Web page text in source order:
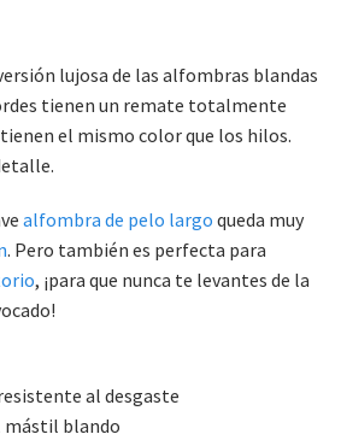
lujosa de las alfombras blandas
tienen un remate totalmente
el mismo color que los hilos.
alfombra de pelo largo queda muy
. Pero también es perfecta para
, ¡para que nunca te levantes de la
al desgaste
mástil blando